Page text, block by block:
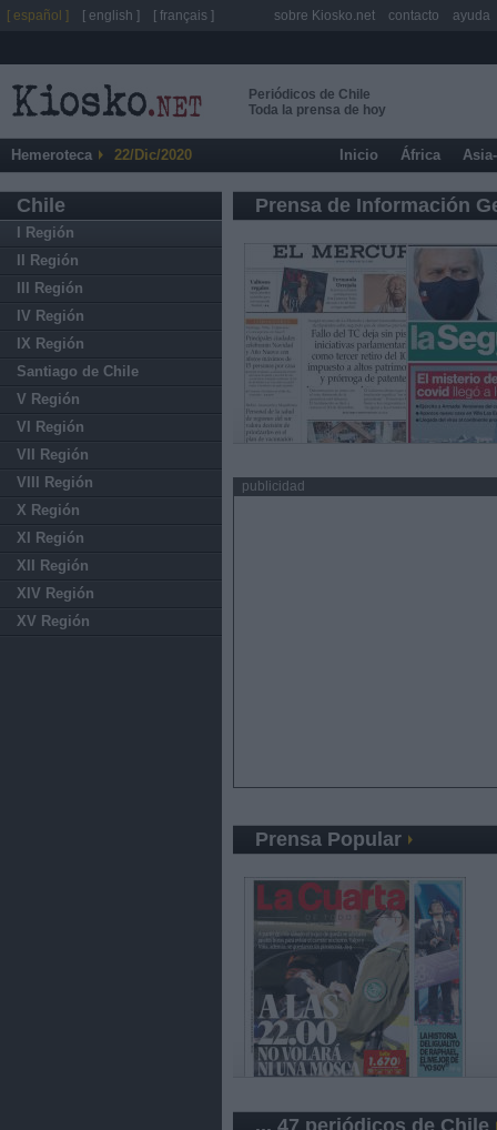
Periódicos de Chile
Toda la prensa de hoy
Hemeroteca 22/Dic/2020 Inicio África
Chile
I Región
II Región
III Región
IV Región
IX Región
Santiago de Chile
V Región
VI Región
VII Región
VIII Región
X Región
XI Región
XII Región
XIV Región
XV Región
Prensa de Información
publicidad
Prensa Popular
... 47 periódicos de Chile
[ español ] [ english ] [ français ] sobre Kiosko.net contacto ayuda